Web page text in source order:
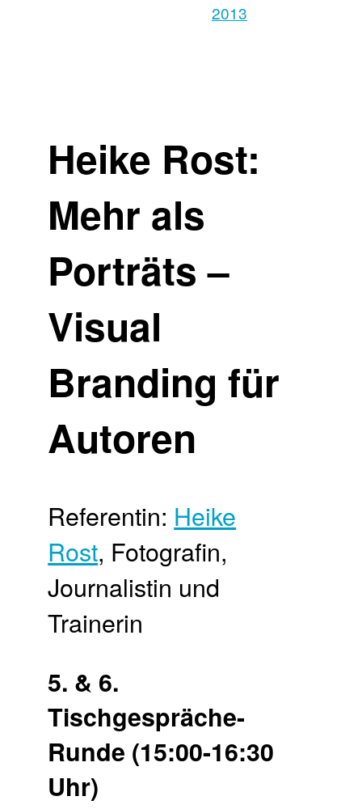
2013
Heike Rost:
Mehr als
Porträts –
Visual
Branding für
Autoren
Referentin: Heike
Rost, Fotografin,
Journalistin und
Trainerin
5. & 6.
Tischgespräche-
Runde (15:00-16:30
Uhr)